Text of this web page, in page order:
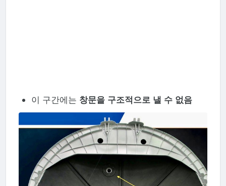
이 구간에는 창문을 구조적으로 낼 수 없음